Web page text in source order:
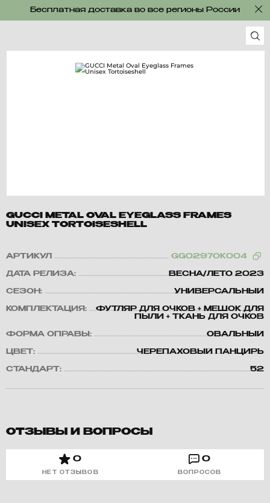
Бесплатная доставка во все регионы России
GUCCI METAL OVAL EYEGLASS FRAMES
UNISEX TORTOISESHELL
АРТИКУЛ GG0297OK004
ДАТА РЕЛИЗА: ВЕСНА/ЛЕТО 2023
СЕЗОН: УНИВЕРСАЛЬНЫЙ
КОМПЛЕКТАЦИЯ:
ФУТЛЯР ДЛЯ ОЧКОВ + МЕШОК ДЛЯ
ПЫЛИ + ТКАНЬ ДЛЯ ОЧКОВ
ФОРМА ОПРАВЫ: ОВАЛЬНЫЙ
ЦВЕТ: ЧЕРЕПАХОВЫЙ ПАНЦИРЬ
СТАНДАРТ: 52
ОТЗЫВЫ И ВОПРОСЫ
0
НЕТ ОТЗЫВОВ
0
ВОПРОСОВ